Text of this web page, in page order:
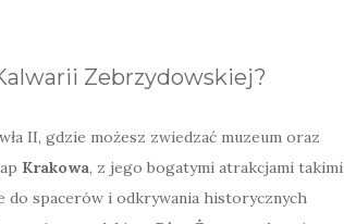
Zebrzydowskiej?
II, gdzie możesz zwiedzać muzeum oraz
Krakowa, z jego bogatymi atrakcjami takimi
do spacerów i odkrywania historycznych